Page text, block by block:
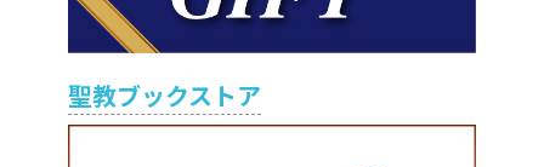
聖教ブックストア